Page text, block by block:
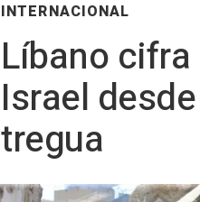
INTERNACIONAL
Líbano
Israel
tregua